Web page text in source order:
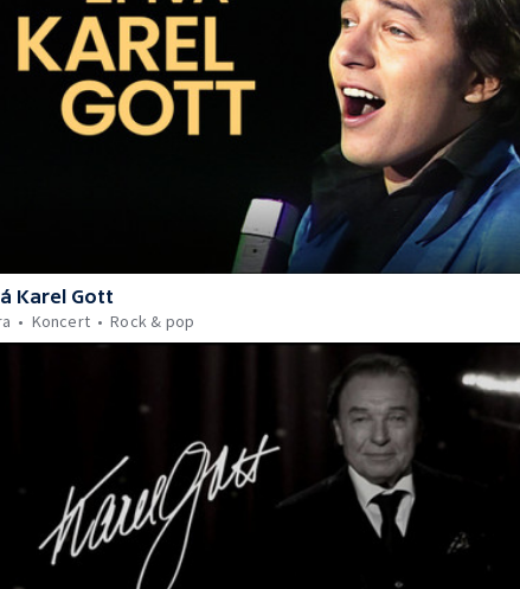
Karel Gott
Koncert Rock & pop